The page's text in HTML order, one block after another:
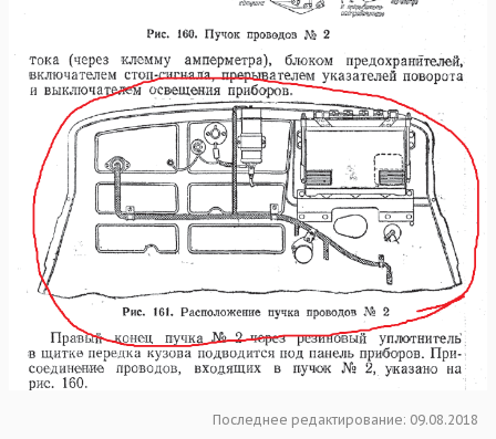
Последнее редактирование: 09.08.2018